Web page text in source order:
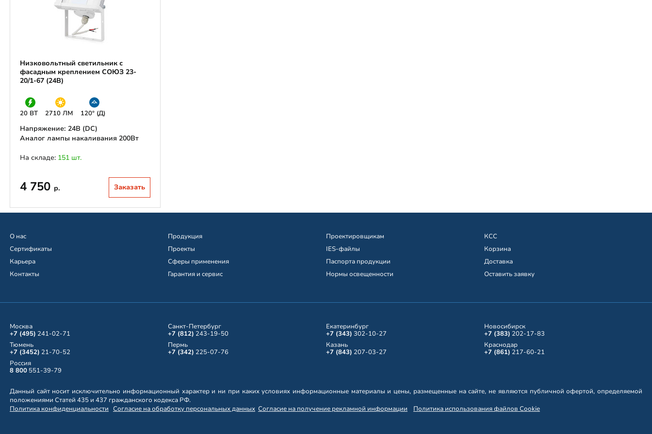
Низковольтный светильник с
фасадным креплением СОЮЗ 23-
20/1-67 (24В)
20 ВТ 2710 ЛМ 120° (Д)
Напряжение: 24В (DС)
Аналог лампы накаливания 200Вт
На складе: 151 шт.
4 750 р. Заказать
О нас
Сертификаты
Карьера
Контакты
Продукция
Проекты
Сферы применения
Гарантия и сервис
Проектировщикам
IES-файлы
Паспорта продукции
Нормы освещенности
КСС
Корзина
Доставка
Оставить заявку
Москва
+7 (495) 241-02-71
Санкт-Петербург
+7 (812) 243-19-50
Екатеринбург
+7 (343) 302-10-27
Новосибирск
+7 (383) 202-17-83
Тюмень
+7 (3452) 21-70-52
Пермь
+7 (342) 225-07-76
Казань
+7 (843) 207-03-27
Краснодар
+7 (861) 217-60-21
Россия
8 800 551-39-79
Данный сайт носит исключительно информационный характер и ни при каких условиях информационные материалы и цены, размещенные на сайте, не являются публичной офертой, определяемой
положениями Статей 435 и 437 гражданского кодекса РФ.
Политика конфиденциальности
Согласие на обработку персональных данных Согласие на получение рекламной информации Политика использования файлов Cookie